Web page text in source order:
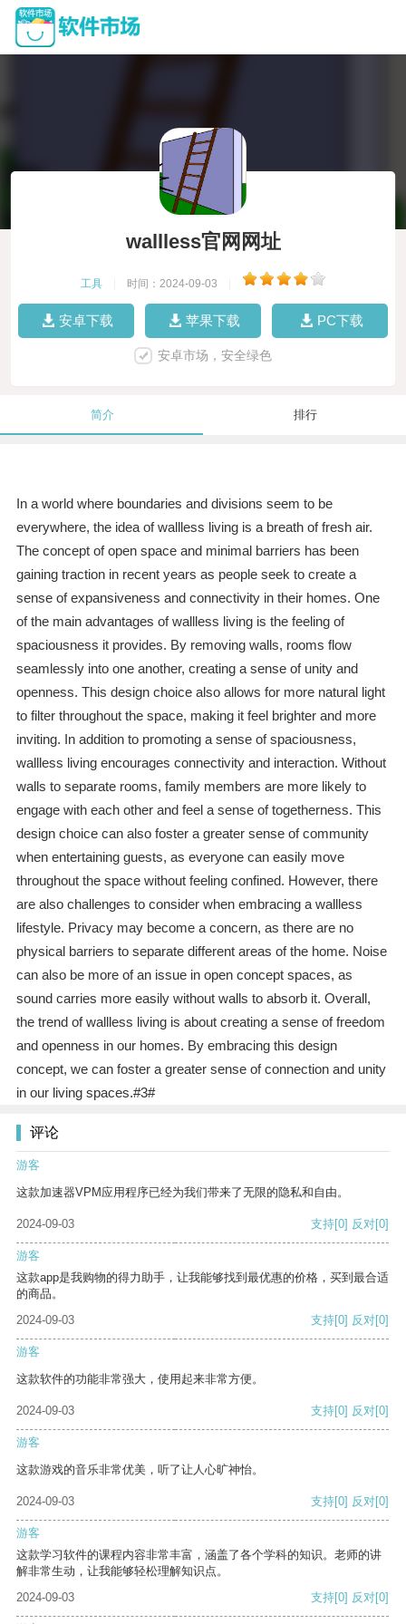
wallless官网网址
工具 时间：2024-09-03
安卓下载 苹果下载 PC下载
安卓市场，安全绿色
简介 排行
In a world where boundaries and divisions seem to be
everywhere, the idea of wallless living is a breath of fresh air.
The concept of open space and minimal barriers has been
gaining traction in recent years as people seek to create a
sense of expansiveness and connectivity in their homes. One
of the main advantages of wallless living is the feeling of
spaciousness it provides. By removing walls, rooms flow
seamlessly into one another, creating a sense of unity and
openness. This design choice also allows for more natural light
to filter throughout the space, making it feel brighter and more
inviting. In addition to promoting a sense of spaciousness,
wallless living encourages connectivity and interaction. Without
walls to separate rooms, family members are more likely to
engage with each other and feel a sense of togetherness. This
design choice can also foster a greater sense of community
when entertaining guests, as everyone can easily move
throughout the space without feeling confined. However, there
are also challenges to consider when embracing a wallless
lifestyle. Privacy may become a concern, as there are no
physical barriers to separate different areas of the home. Noise
can also be more of an issue in open concept spaces, as
sound carries more easily without walls to absorb it. Overall,
the trend of wallless living is about creating a sense of freedom
and openness in our homes. By embracing this design
concept, we can foster a greater sense of connection and unity
in our living spaces.#3#
评论
游客
这款加速器VPM应用程序已经为我们带来了无限的隐私和自由。
2024-09-03 支持[0] 反对[0]
游客
这款app是我购物的得力助手，让我能够找到最优惠的价格，买到最合适
的商品。
2024-09-03
支持[0] 反对[0]
游客
这款软件的功能非常强大，使用起来非常方便。
2024-09-03 支持[0] 反对[0]
游客
这款游戏的音乐非常优美，听了让人心旷神怡。
2024-09-03 支持[0] 反对[0]
游客
这款学习软件的课程内容非常丰富，涵盖了各个学科的知识。老师的讲
解非常生动，让我能够轻松理解知识点。
2024-09-03
支持[0] 反对[0]